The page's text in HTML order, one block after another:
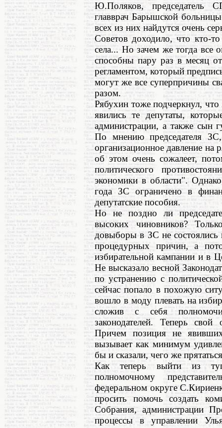
Ю.Поляков, председатель
главврач Барышской
всех из них найдутся очень
Советов доходило, что кто-
села... Но зачем же тогда все
способны пару раз в месяц
регламентом, который
могут же все суперпричины
разом.
Рябухин тоже подчеркнул, что
явились те депутаты,
администрации, а также сын
По мнению председателя ЗС,
организационное давление на
об этом очень сожалеет,
политического
экономики в области".
года ЗС ограничено в
депутатские пособия.
Но не поздно ли
высоких чиновников?
довыборы в ЗС не состоялись
процедурных причин, а
избирательной кампании и в
Не высказало весной
по устранению с
сейчас попало в похожую
вошло в моду плевать на
сложив с себя
законодателей. Теперь
Причем позиция не
вызывает как минимум
бы и сказали, чего же
Как теперь выйти из
полномочному
федеральном округе
просить помочь создать
Собрания, администрации
процессы в управлении